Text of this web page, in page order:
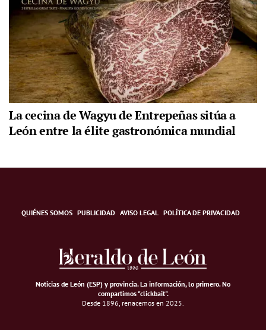
La cecina de Wagyu de Entrepeñas sitúa a
León entre la élite gastronómica mundial
QUIÉNES SOMOS PUBLICIDAD AVISO LEGAL POLÍTICA DE PRIVACIDAD
Noticias de León (ESP) y provincia. La información, lo primero.No
compartimos "clickbait".
Desde 1896, renacemos en 2025.